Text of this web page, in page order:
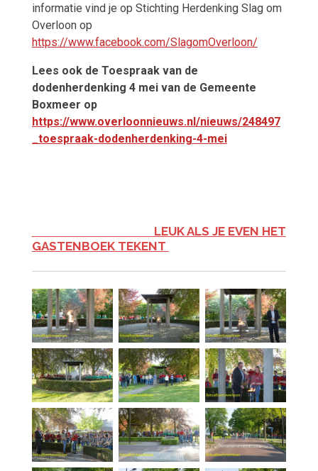
informatie vind je op Stichting Herdenking Slag om
Overloon op
https://www.facebook.com/SlagomOverloon/
Lees ook de Toespraak van de
dodenherdenking 4 mei van de Gemeente
Boxmeer op
https://www.overloonnieuws.nl/nieuws/248497
_toespraak-dodenherdenking-4-mei
LEUK ALS JE EVEN HET
GASTENBOEK TEKENT